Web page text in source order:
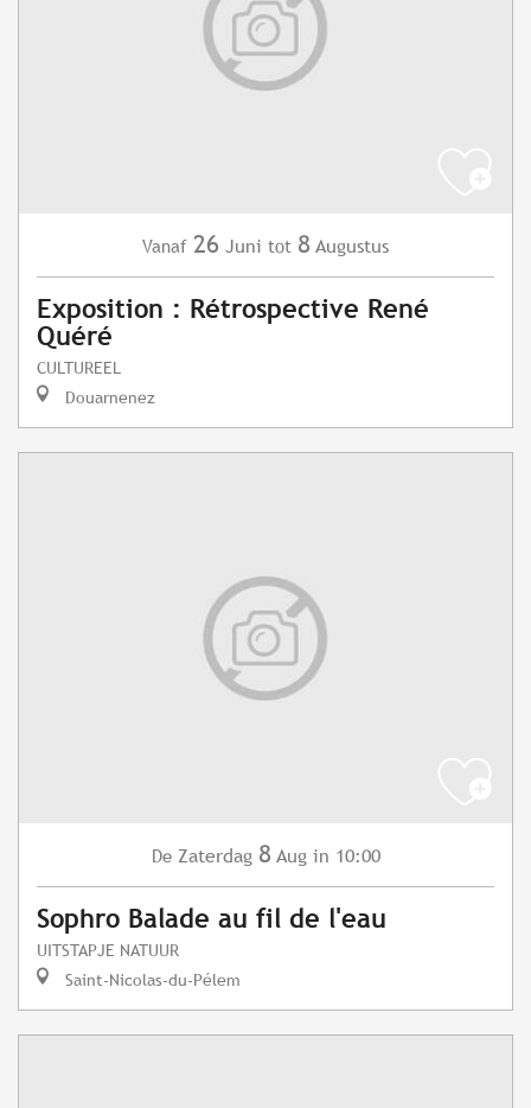
Vanaf 26 Juni tot 8 Augustus
Exposition : Rétrospective René
Quéré
CULTUREEL
Douarnenez
De Zaterdag 8 Aug in 10:00
Sophro Balade au fil de l'eau
UITSTAPJE NATUUR
Saint-Nicolas-du-Pélem